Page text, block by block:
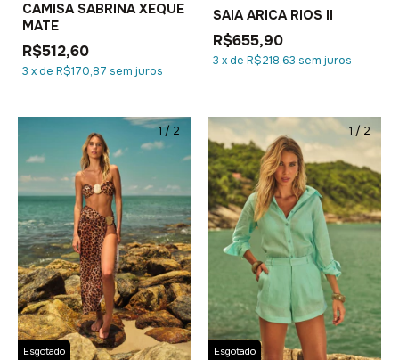
CAMISA SABRINA XEQUE
MATE
R$512,60
3 xde R$170,87 sem juros
SAIA ARICA RIOS II
R$655,90
3 xde R$218,63 sem juros
1/ 2
Esgotado
1 /2
Esgotado